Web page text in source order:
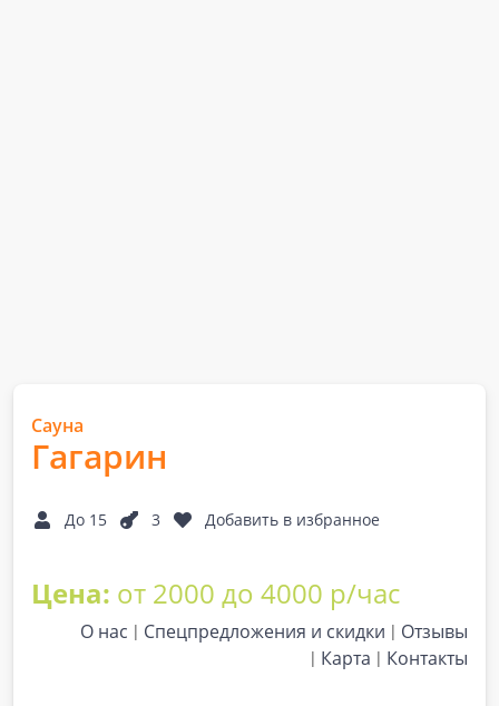
Сауна
Гагарин
До 15 3 Добавить в избранное
Цена: от 2000 до 4000 р/час
О нас Спецпредложения и скидки
Отзывы
Карта
Контакты